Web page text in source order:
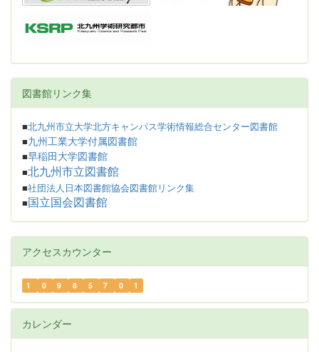
図書館リンク集
■北九州市立大学北方キャンパス学術情報総合センター図書館
■九州工業大学付属図書館
■早稲田大学図書館
■北九州市立図書館
■社団法人日本図書館協会図書館リンク集
■ 国立国会図書館
アクセスカウンター
1 0 9 8 5 7 0 1
カレンダー